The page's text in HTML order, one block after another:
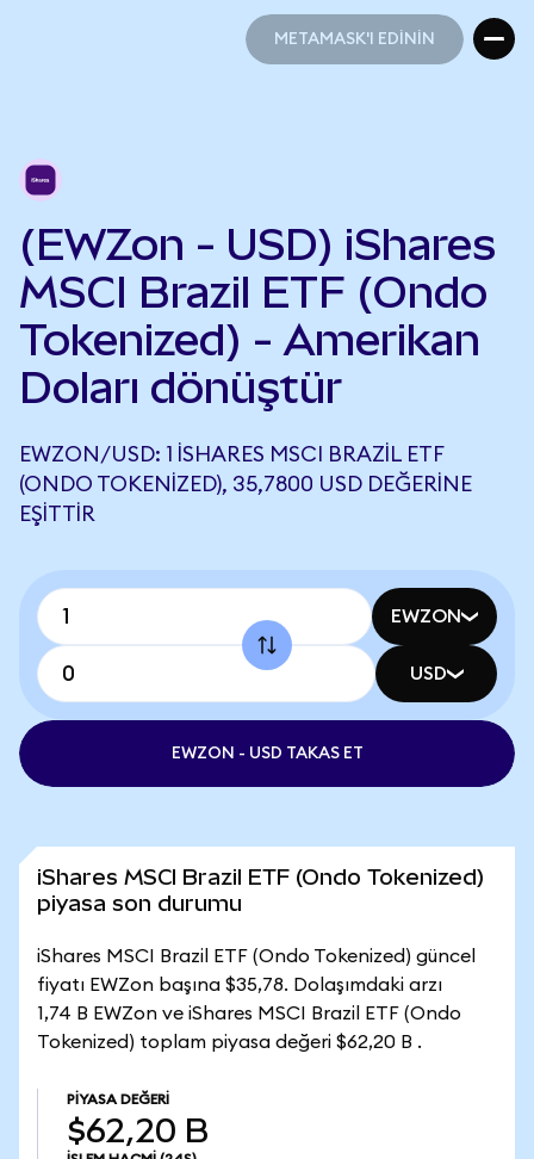
METAMASK'I EDİNİN
(EWZon - USD) iShares
MSCI Brazil ETF (Ondo
Tokenized) - Amerikan
Doları dönüştür
EWZON/USD: 1 ISHARES MSCI BRAZIL ETF
(ONDO TOKENIZED), 35,7800 USD DEĞERINE
EŞITTIR
EWZON
USD
EWZON - USD TAKAS ET
iShares MSCI Brazil ETF (Ondo Tokenized)
piyasa son durumu
iShares MSCI Brazil ETF (Ondo Tokenized) güncel
fiyatı EWZon başına $35,78. Dolaşımdaki arzı
1,74 B EWZon ve iShares MSCI Brazil ETF (Ondo
Tokenized) toplam piyasa değeri $62,20 B .
PIYASA DEĞERI
$62,20 B